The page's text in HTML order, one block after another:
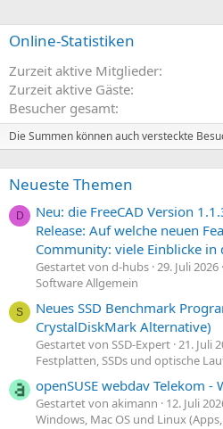
Online-Statistiken
Zurzeit aktive Mitglieder
Zurzeit aktive Gäste
Besucher gesamt
Die Summen können auch versteckte
Neueste Themen
D
Neu: die FreeCAD Version
Release: Auf welche neuen
Community: viele Einblicke in
Gestartet von d-hubs 29. Juli 2026
Software Allgemein
S
Neues SSD Benchmark
CrystalDiskMark Alternative)
Gestartet von SSD-Expert 21. Juli
Festplatten, SSDs und optische
openSUSE webdav Telekom -
Gestartet von akimann 12. Juli
Windows, Mac OS und Linux